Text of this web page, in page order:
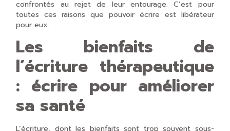
confrontés au rejet de leur entourage. C’est pour
toutes ces raisons que pouvoir écrire est libérateur
pour eux.
Les bienfaits de
l’écriture thérapeutique
: écrire pour améliorer
sa santé
L’écriture, dont les bienfaits sont trop souvent sous-